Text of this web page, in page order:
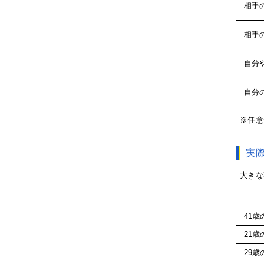
相手
相手
自分
自分
※任意
実
大き
41歳
21歳
29歳